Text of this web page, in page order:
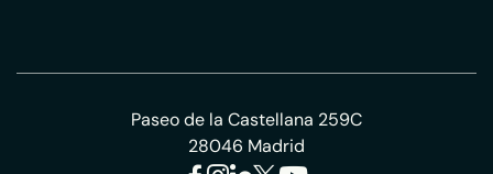
Paseo de la Castellana 259C
28046 Madrid